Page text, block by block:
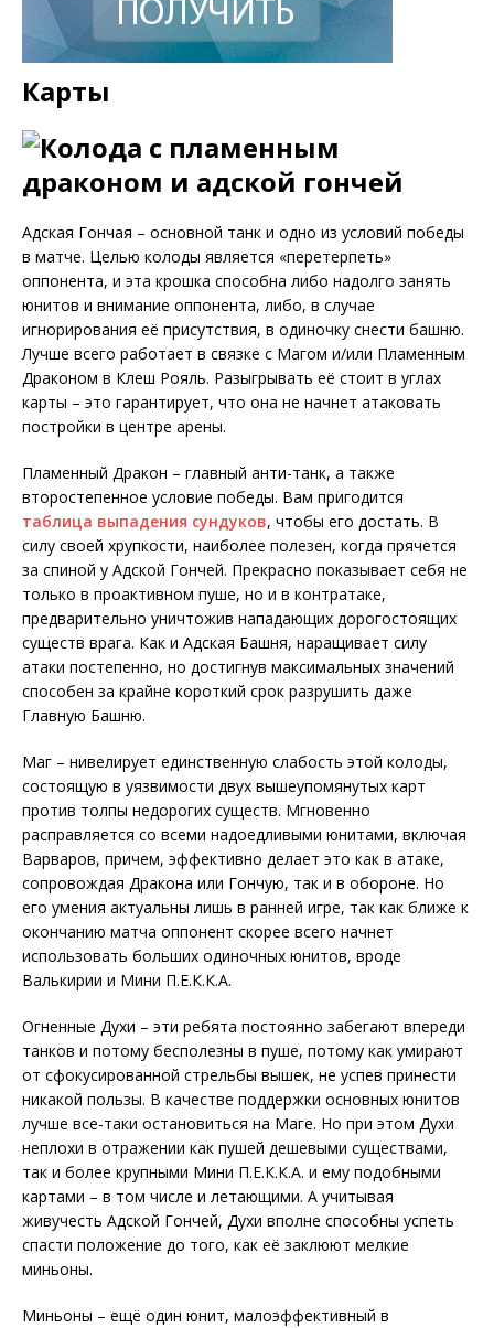
Карты
Адская Гончая – основной танк и одно из условий победы
в матче. Целью колоды является «перетерпеть»
оппонента, и эта крошка способна либо надолго занять
юнитов и внимание оппонента, либо, в случае
игнорирования её присутствия, в одиночку снести башню.
Лучше всего работает в связке с Магом и/или Пламенным
Драконом в Клеш Рояль. Разыгрывать её стоит в углах
карты – это гарантирует, что она не начнет атаковать
постройки в центре арены.
Пламенный Дракон – главный анти-танк, а также
второстепенное условие победы. Вам пригодится
таблица выпадения сундуков, чтобы его достать. В
силу своей хрупкости, наиболее полезен, когда прячется
за спиной у Адской Гончей. Прекрасно показывает себя не
только в проактивном пуше, но и в контратаке,
предварительно уничтожив нападающих дорогостоящих
существ врага. Как и Адская Башня, наращивает силу
атаки постепенно, но достигнув максимальных значений
способен за крайне короткий срок разрушить даже
Главную Башню.
Маг – нивелирует единственную слабость этой колоды,
состоящую в уязвимости двух вышеупомянутых карт
против толпы недорогих существ. Мгновенно
расправляется со всеми надоедливыми юнитами, включая
Варваров, причем, эффективно делает это как в атаке,
сопровождая Дракона или Гончую, так и в обороне. Но
его умения актуальны лишь в ранней игре, так как ближе к
окончанию матча оппонент скорее всего начнет
использовать больших одиночных юнитов, вроде
Валькирии и Мини П.Е.К.К.А.
Огненные Духи – эти ребята постоянно забегают впереди
танков и потому бесполезны в пуше, потому как умирают
от сфокусированной стрельбы вышек, не успев принести
никакой пользы. В качестве поддержки основных юнитов
лучше все-таки остановиться на Маге. Но при этом Духи
неплохи в отражении как пушей дешевыми существами,
так и более крупными Мини П.Е.К.К.А. и ему подобными
картами – в том числе и летающими. А учитывая
живучесть Адской Гончей, Духи вполне способны успеть
спасти положение до того, как её заклюют мелкие
миньоны.
Миньоны – ещё один юнит, малоэффективный в